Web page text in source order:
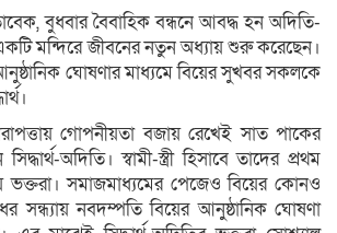
বুধবার বৈবাহিক বন্ধনে আবদ্ধ হন অদিতি-
একটি মন্দিরে জীবনের নতুন অধ্যায় শুরু করেছেন।
ঘোষণার মাধ্যমে বিয়ের সুখবর সকলকে
গোপনীয়তা বজায় রেখেই সাত পাকের
অদিতি। স্বামী-স্ত্রী হিসাবে তাদের প্রথম
ভক্তরা। সমাজমাধ্যমের পেজেও বিয়ের কোনও
সন্ধ্যায় নবদম্পতি বিয়ের আনুষ্ঠানিক ঘোষণা